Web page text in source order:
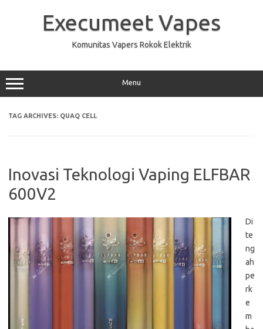
Execumeet Vapes
Komunitas Vapers Rokok Elektrik
Menu
TAG ARCHIVES: QUAQ CELL
Inovasi Teknologi Vaping ELFBAR
600V2
Di
te
ng
ah
pe
rk
e
m